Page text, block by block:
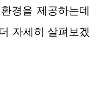
경을 제공하는데
자세히 살펴보겠